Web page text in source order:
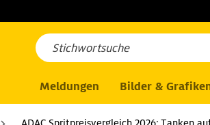
Meldungen Bilder &